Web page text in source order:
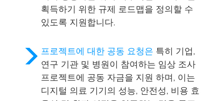
획득하기 위한 규제 로드맵을 정의할 수
있도록 지원합니다.
프로젝트에 대한 공동 요청은 특히 기업,
연구 기관 및 병원이 참여하는 임상 조사
프로젝트에 공동 자금을 지원 하며, 이는
디지털 의료 기기의 성능, 안전성, 비용 효